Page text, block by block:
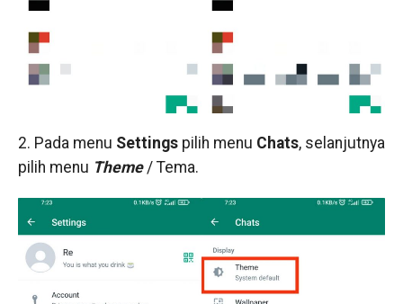
2. Pada menu Settingspilih menu Chats, selanjutnya
pilih menu Theme/ Tema.